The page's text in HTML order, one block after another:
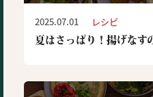
2025.07.01 レシピ
夏はさっぱり！揚げなす